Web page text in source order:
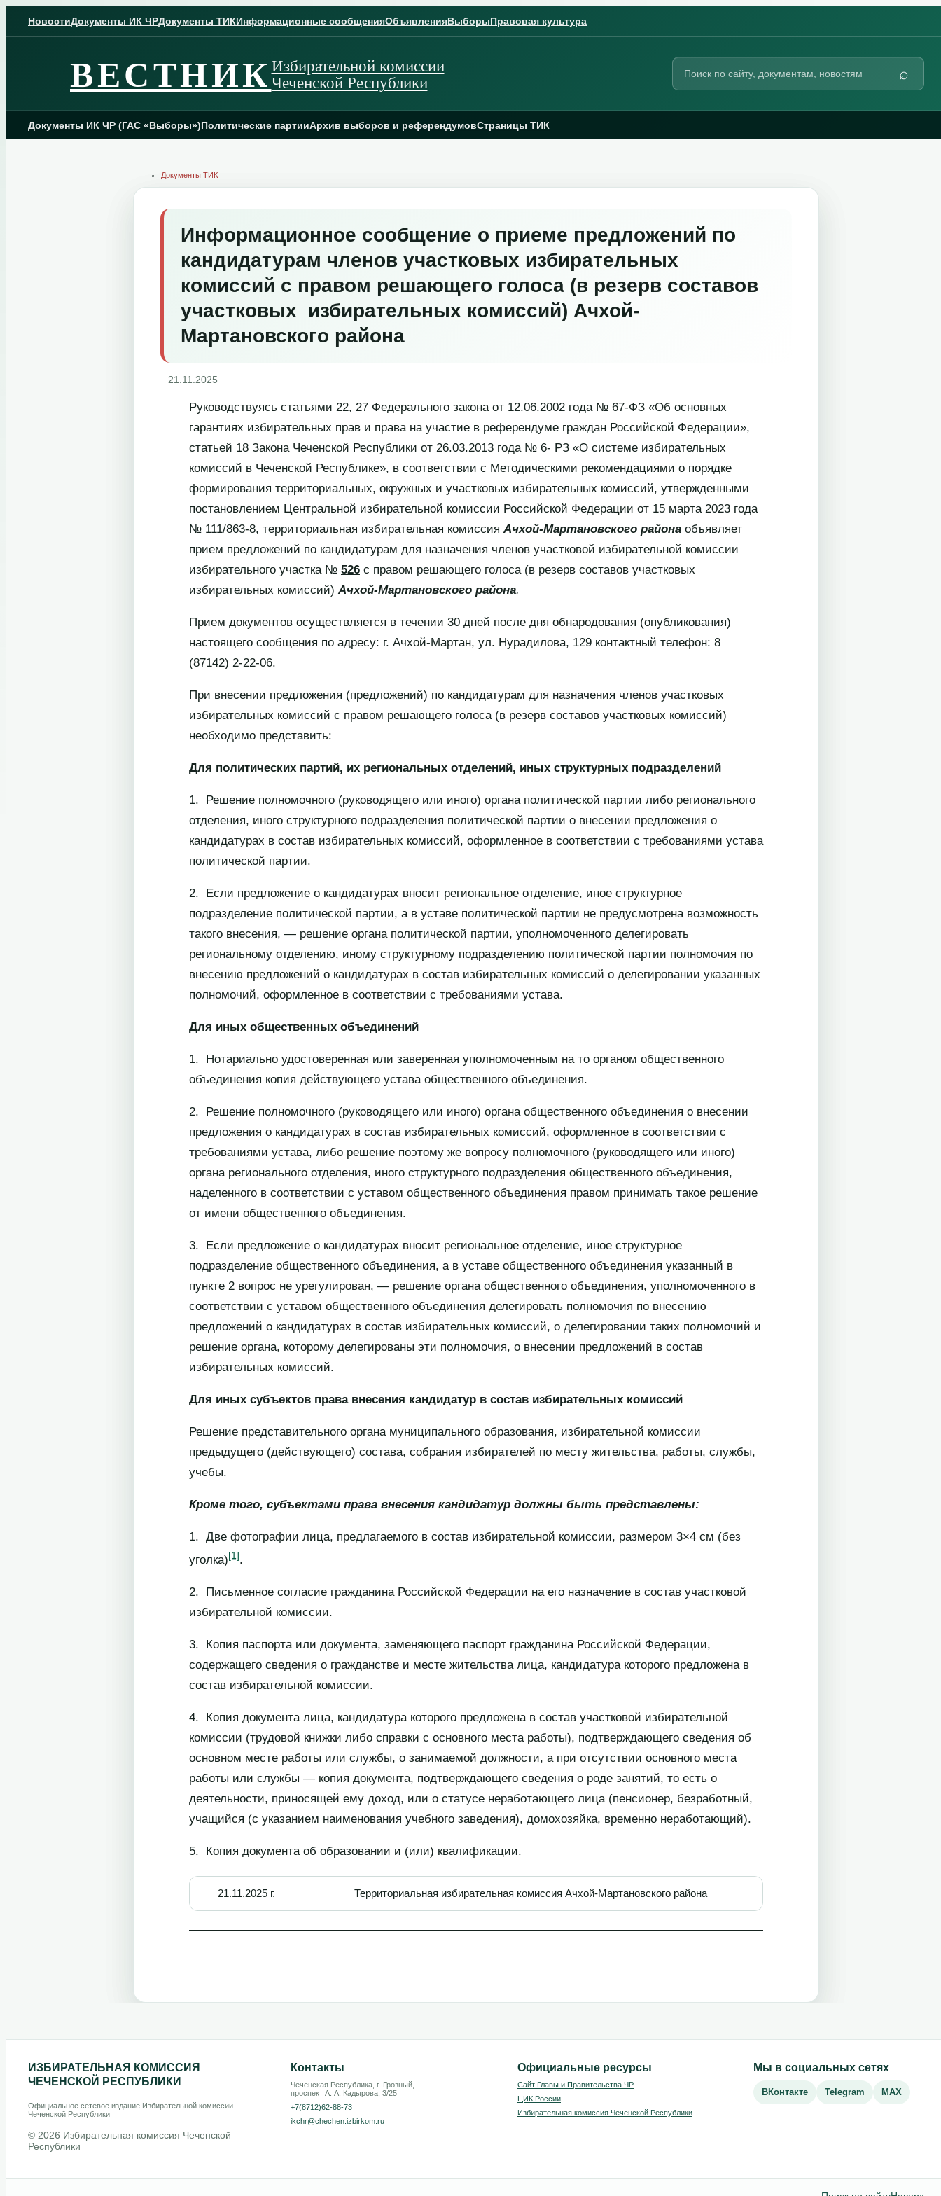
contentНовостиДокументы ИК ЧРДокументы ТИКИнформационные сообщенияОбъявленияВыборыПравовая культура
ВЕСТНИКИзбирательной комиссии
Чеченской Республики
Поиск
сайту
⌕
Документы ИК ЧР (ГАС «Выборы»)Политические партииАрхив выборов и референдумовСтраницы ТИК
Документы ТИК
Информационное сообщение о приеме предложений по
кандидатурам членов участковых избирательных
комиссий с правом решающего голоса (в резерв составов
участковых избирательных комиссий) Ачхой-
Мартановского района
21.11.2025
Руководствуясь статьями 22, 27 Федерального закона от 12.06.2002 года № 67-ФЗ «Об основных
гарантиях избирательных прав и права на участие в референдуме граждан Российской Федерации»,
статьей 18 Закона Чеченской Республики от 26.03.2013 года № 6- РЗ «О системе избирательных
комиссий в Чеченской Республике», в соответствии с Методическими рекомендациями о порядке
формирования территориальных, окружных и участковых избирательных комиссий, утвержденными
постановлением Центральной избирательной комиссии Российской Федерации от 15 марта 2023 года
№ 111/863-8, территориальная избирательная комиссияАчхой-Мартановского района объявляет
прием предложений по кандидатурам для назначения членов участковой избирательной комиссии
избирательного участка № 526 с правом решающего голоса (в резерв составов участковых
избирательных комиссий)Ачхой-Мартановского района.
Прием документов осуществляется в течении 30 дней после дня обнародования (опубликования)
настоящего сообщения по адресу: г. Ачхой-Мартан, ул. Нурадилова, 129 контактный телефон: 8
(87142) 2-22-06.
При внесении предложения (предложений) по кандидатурам для назначения членов участковых
избирательных комиссий с правом решающего голоса (в резерв составов участковых комиссий)
необходимо представить:
Для политических партий, их региональных отделений, иных структурных подразделений
1. Решение полномочного (руководящего или иного) органа политической партии либо регионального
отделения, иного структурного подразделения политической партии о внесении предложения о
кандидатурах в состав избирательных комиссий, оформленное в соответствии с требованиями устава
политической партии.
2. Если предложение о кандидатурах вносит региональное отделение, иное структурное
подразделение политической партии, а в уставе политической партии не предусмотрена возможность
такого внесения, — решение органа политической партии, уполномоченного делегировать
региональному отделению, иному структурному подразделению политической партии полномочия по
внесению предложений о кандидатурах в состав избирательных комиссий о делегировании указанных
полномочий, оформленное в соответствии с требованиями устава.
Для иных общественных объединений
1. Нотариально удостоверенная или заверенная уполномоченным на то органом общественного
объединения копия действующего устава общественного объединения.
2. Решение полномочного (руководящего или иного) органа общественного объединения о внесении
предложения о кандидатурах в состав избирательных комиссий, оформленное в соответствии с
требованиями устава, либо решение поэтому же вопросу полномочного (руководящего или иного)
органа регионального отделения, иного структурного подразделения общественного объединения,
наделенного в соответствии с уставом общественного объединения правом принимать такое решение
от имени общественного объединения.
3. Если предложение о кандидатурах вносит региональное отделение, иное структурное
подразделение общественного объединения, а в уставе общественного объединения указанный в
пункте 2 вопрос не урегулирован, — решение органа общественного объединения, уполномоченного в
соответствии с уставом общественного объединения делегировать полномочия по внесению
предложений о кандидатурах в состав избирательных комиссий, о делегировании таких полномочий и
решение органа, которому делегированы эти полномочия, о внесении предложений в состав
избирательных комиссий.
Для иных субъектов права внесения кандидатур в состав избирательных комиссий
Решение представительного органа муниципального образования, избирательной комиссии
предыдущего (действующего) состава, собрания избирателей по месту жительства, работы, службы,
учебы.
Кроме того, субъектами права внесения кандидатур должны быть представлены:
1. Две фотографии лица, предлагаемого в состав избирательной комиссии, размером 3×4 см (без
уголка)[1].
2. Письменное согласие гражданина Российской Федерации на его назначение в состав участковой
избирательной комиссии.
3. Копия паспорта или документа, заменяющего паспорт гражданина Российской Федерации,
содержащего сведения о гражданстве и месте жительства лица, кандидатура которого предложена в
состав избирательной комиссии.
4. Копия документа лица, кандидатура которого предложена в состав участковой избирательной
комиссии (трудовой книжки либо справки с основного места работы), подтверждающего сведения об
основном месте работы или службы, о занимаемой должности, а при отсутствии основного места
работы или службы — копия документа, подтверждающего сведения о роде занятий, то есть о
деятельности, приносящей ему доход, или о статусе неработающего лица (пенсионер, безработный,
учащийся (с указанием наименования учебного заведения), домохозяйка, временно неработающий).
5. Копия документа об образовании и (или) квалификации.
21.11.2025 г. Территориальная избирательная комиссия Ачхой-Мартановского района
ИЗБИРАТЕЛЬНАЯ КОМИССИЯ
ЧЕЧЕНСКОЙ РЕСПУБЛИКИ
Официальное сетевое издание Избирательной комиссии
Чеченской Республики
© 2026 Избирательная комиссия Чеченской
Республики
Контакты
Чеченская Республика, г. Грозный,
проспект А. А. Кадырова, 3/25
+7(8712)62-88-73
ikchr@chechen.izbirkom.ru
Официальные ресурсы
Сайт Главы и Правительства ЧР
ЦИК России
Избирательная комиссия Чеченской Республики
Мы в социальных сетях
ВКонтакте Telegram MAX